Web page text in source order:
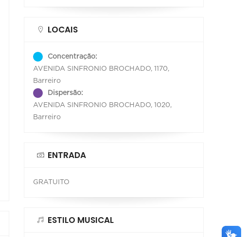
LOCAIS
Concentração:
AVENIDA SINFRONIO BROCHADO, 1170,
Barreiro
Dispersão:
AVENIDA SINFRONIO BROCHADO, 1020,
Barreiro
ENTRADA
GRATUITO
ESTILO MUSICAL